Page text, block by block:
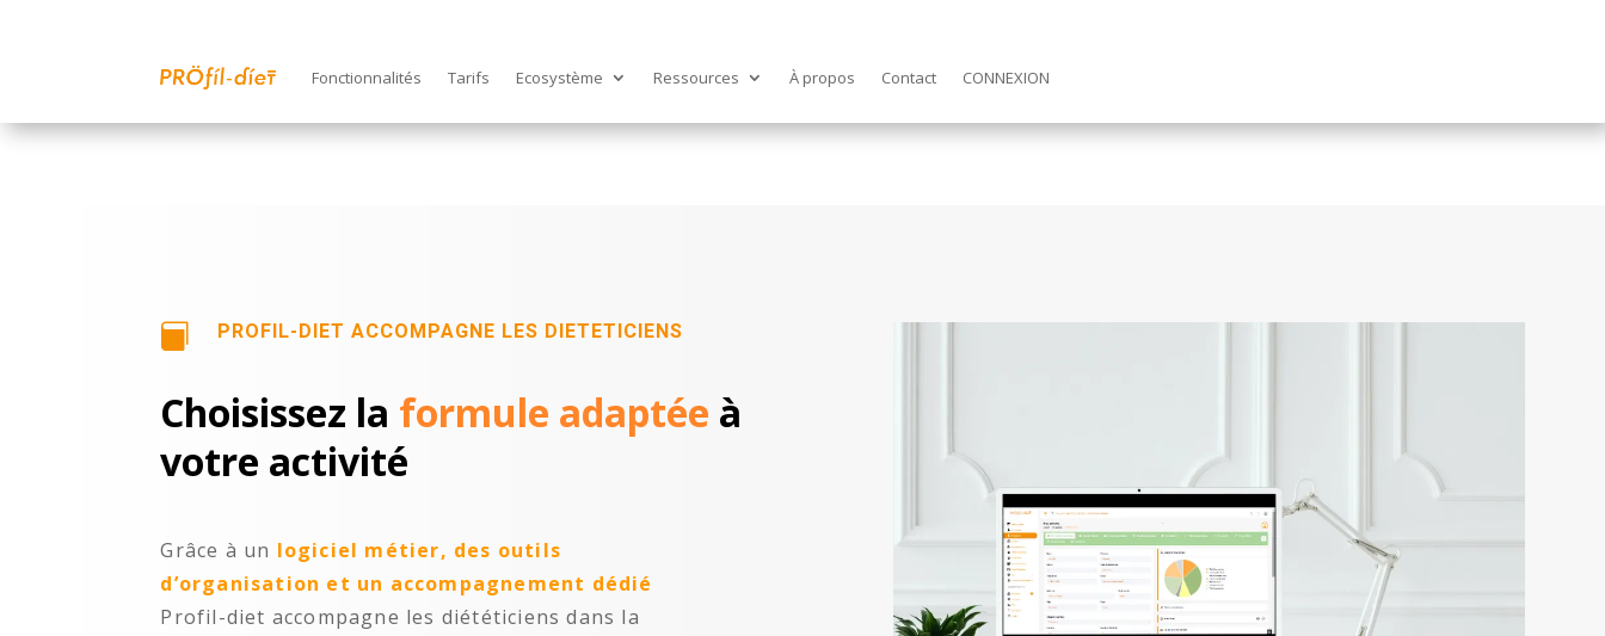
Fonctionnalités Tarifs Ecosystème Ressources À propos Contact CONNEXION
 PROFIL-DIET ACCOMPAGNE LES DIETETICIENS
Choisissez la formule adaptée à
votre activité
Grâce à un logiciel métier, des outils
d’organisation et un accompagnement dédié
Profil-diet accompagne les diététiciens dans la